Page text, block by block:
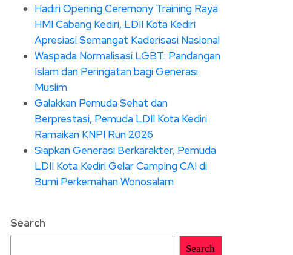
Hadiri Opening Ceremony Training Raya
HMI Cabang Kediri, LDII Kota Kediri
Apresiasi Semangat Kaderisasi Nasional
Waspada Normalisasi LGBT: Pandangan
Islam dan Peringatan bagi Generasi
Muslim
Galakkan Pemuda Sehat dan
Berprestasi, Pemuda LDII Kota Kediri
Ramaikan KNPI Run 2026
Siapkan Generasi Berkarakter, Pemuda
LDII Kota Kediri Gelar Camping CAI di
Bumi Perkemahan Wonosalam
Search
Search